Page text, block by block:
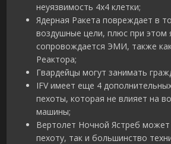
неуязвимость 4х4 клетки;
Ядерная Ракета повреждает в
воздушные цели, плюс при этом
сопровождается ЭМИ, также
Реактора;
Гвардейцы могут занимать
IFV имеет еще 4
пехоты, которая не влияет на
машины;
Вертолет Ночной Ястреб может
пехоту, так и большинство